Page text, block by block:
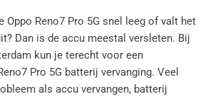
Oppo Reno7 Pro 5G snel leeg of valt het
Dan is de accu meestal versleten. Bij
kun je terecht voor een
Pro 5G batterij vervanging. Veel
als accu vervangen, batterij